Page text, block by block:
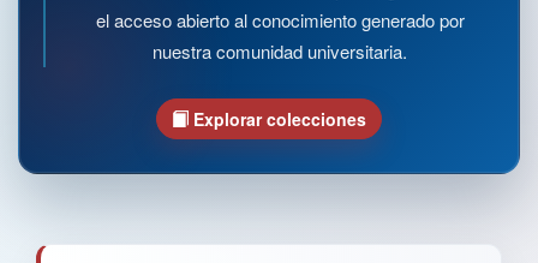
el acceso abierto al conocimiento generado por
nuestra comunidad universitaria.
Explorar colecciones